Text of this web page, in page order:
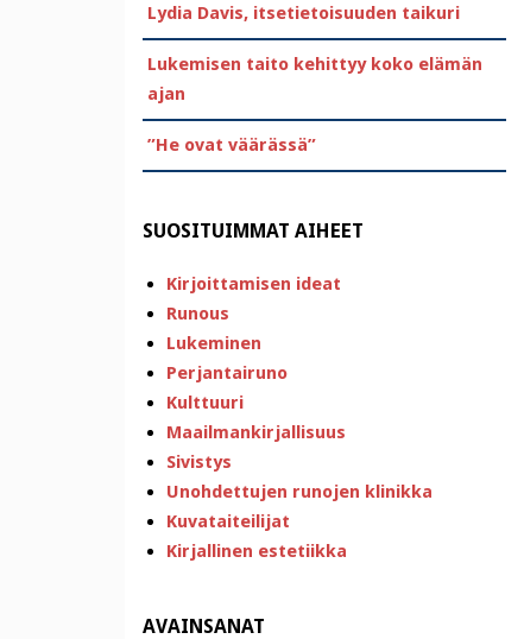
Lydia Davis, itsetietoisuuden taikuri
Lukemisen taito kehittyy koko elämän
ajan
”He ovat väärässä”
SUOSITUIMMAT AIHEET
Kirjoittamisen ideat
Runous
Lukeminen
Perjantairuno
Kulttuuri
Maailmankirjallisuus
Sivistys
Unohdettujen runojen klinikka
Kuvataiteilijat
Kirjallinen estetiikka
AVAINSANAT